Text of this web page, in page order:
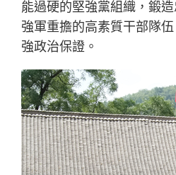
能過硬的堅強黨組織，鍛
強軍重擔的高素質干部隊
強政治保證。